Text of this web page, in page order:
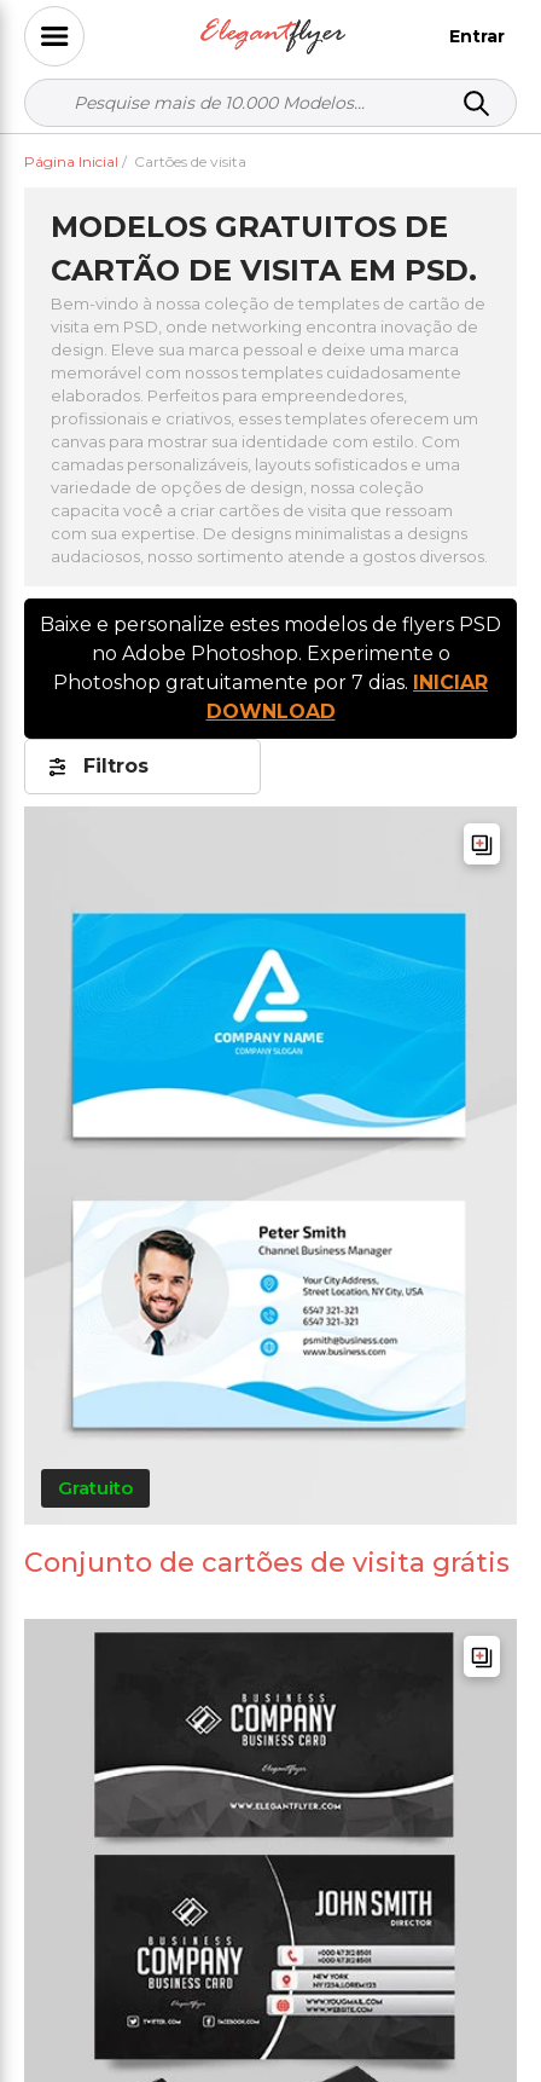
Entrar
Página Inicial / Cartões de visita
MODELOS GRATUITOS DE
CARTÃO DE VISITA EM PSD.
Bem-vindo à nossa coleção de templates de cartão de
visita em PSD, onde networking encontra inovação de
design. Eleve sua marca pessoal e deixe uma marca
memorável com nossos templates cuidadosamente
elaborados. Perfeitos para empreendedores,
profissionais e criativos, esses templates oferecem um
canvas para mostrar sua identidade com estilo. Com
camadas personalizáveis, layouts sofisticados e uma
variedade de opções de design, nossa coleção
capacita você a criar cartões de visita que ressoam
com sua expertise. De designs minimalistas a designs
audaciosos, nosso sortimento atende a gostos diversos.
Baixe e personalize estes modelos de flyers PSD
no Adobe Photoshop. Experimente o
Photoshop gratuitamente por 7 dias. INICIAR
DOWNLOAD
Filtros
Gratuito
Conjunto de cartões de visita grátis